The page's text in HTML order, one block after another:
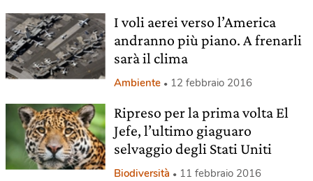
I voli aerei verso l’America
andranno più piano. A frenarli
sarà il clima
Ambiente 12 febbraio 2016
Ripreso per la prima volta El
Jefe, l’ultimo giaguaro
selvaggio degli Stati Uniti
Biodiversità 11 febbraio 2016